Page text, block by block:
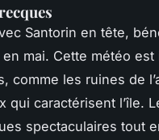
Santorin en tête,
mai. Cette météo
comme les ruines de
qui caractérisent l’île.
spectaculaires tout